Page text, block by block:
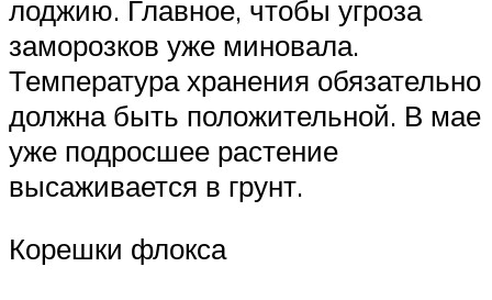
лоджию. Главное, чтобы угроза
заморозков уже миновала.
Температура хранения обязательно
должна быть положительной. В мае
уже подросшее растение
высаживается в грунт.
Корешки флокса